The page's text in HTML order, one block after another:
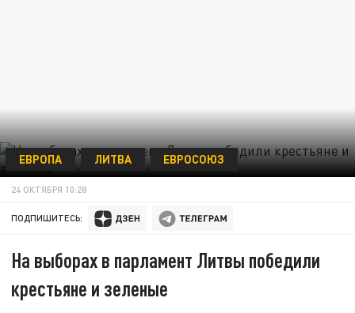
ЕВРОПА ЛИТВА ЕВРОСОЮЗ
24 ОКТЯБРЯ 10:28
ПОДПИШИТЕСЬ:
На выборах в парламент Литвы победили
крестьяне и зеленые